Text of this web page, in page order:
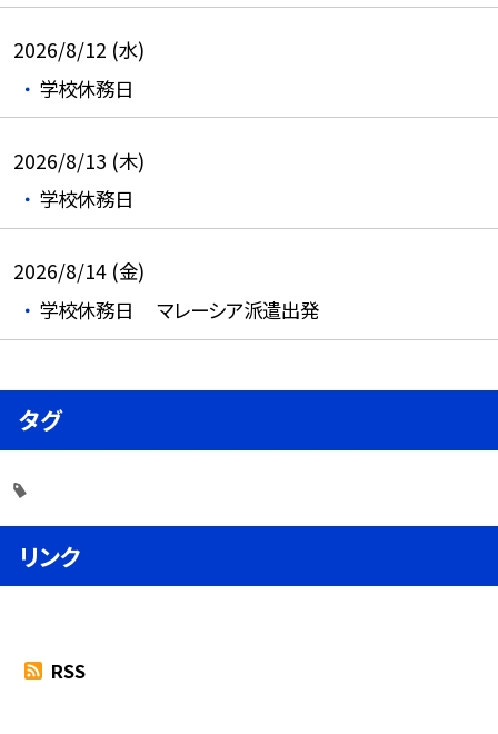
2026/8/12 (水)
学校休務日
2026/8/13 (木)
学校休務日
2026/8/14 (金)
学校休務日 マレーシア派遣出発
タグ
リンク
RSS